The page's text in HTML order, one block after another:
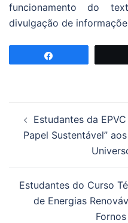
funcionamento do
divulgação de
de
artigos
Estudantes da
Papel Sustentável”
Estudantes do Curso
de Energias